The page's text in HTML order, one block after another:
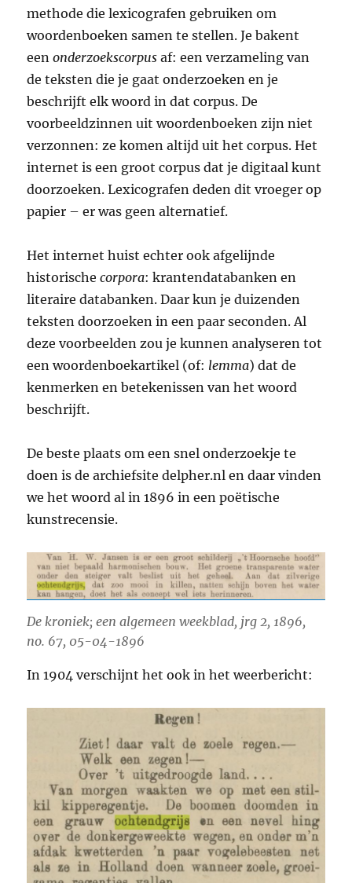
methode die lexicografen gebruiken om
woordenboeken samen te stellen. Je bakent
eenonderzoekscorpus af: een verzameling van
de teksten die je gaat onderzoeken en je
beschrijft elk woord in dat corpus. De
voorbeeldzinnen uit woordenboeken zijn niet
verzonnen: ze komen altijd uit het corpus. Het
internet is een groot corpus dat je digitaal kunt
doorzoeken. Lexicografen deden dit vroeger op
papier – er was geen alternatief.
Het internet huist echter ook afgelijnde
historischecorpora: krantendatabanken en
literaire databanken. Daar kun je duizenden
teksten doorzoeken in een paar seconden. Al
deze voorbeelden zou je kunnen analyseren tot
een woordenboekartikel (of: lemma) dat de
kenmerken en betekenissen van het woord
beschrijft.
De beste plaats om een snel onderzoekje te
doen is de archiefsite delpher.nl en daar vinden
we het woord al in 1896 in een poëtische
kunstrecensie.
De kroniek; een algemeen weekblad, jrg 2, 1896,
no. 67, 05-04-1896
In 1904 verschijnt het ook in het weerbericht: